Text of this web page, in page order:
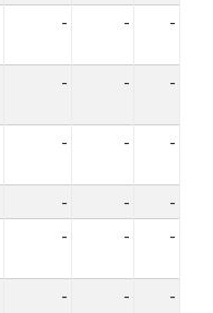
- - -
- - -
- - -
- -
-
- - -
- - -